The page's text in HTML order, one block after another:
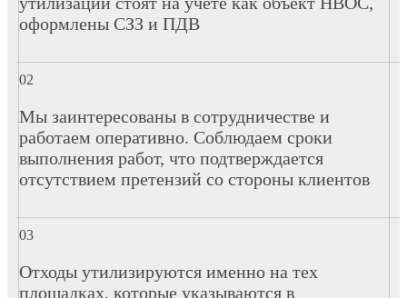
оформлены СЗЗ и ПДВ
Мы заинтересованы в сотрудничестве и
работаем оперативно. Соблюдаем сроки
выполнения работ, что подтверждается
отсутствием претензий со стороны клиентов
Отходы утилизируются именно на тех
площадках, которые указываются в